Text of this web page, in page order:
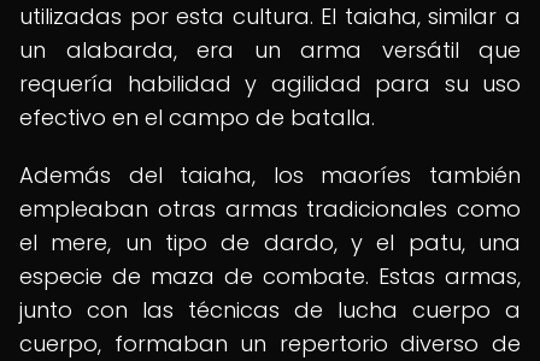
utilizadas por esta cultura. El taiaha, similar a
un alabarda, era un arma versátil que
requería habilidad y agilidad para su uso
efectivo en el campo de batalla.
Además del taiaha, los maoríes también
empleaban otras armas tradicionales como
el mere, un tipo de dardo, y el patu, una
especie de maza de combate. Estas armas,
junto con las técnicas de lucha cuerpo a
cuerpo, formaban un repertorio diverso de